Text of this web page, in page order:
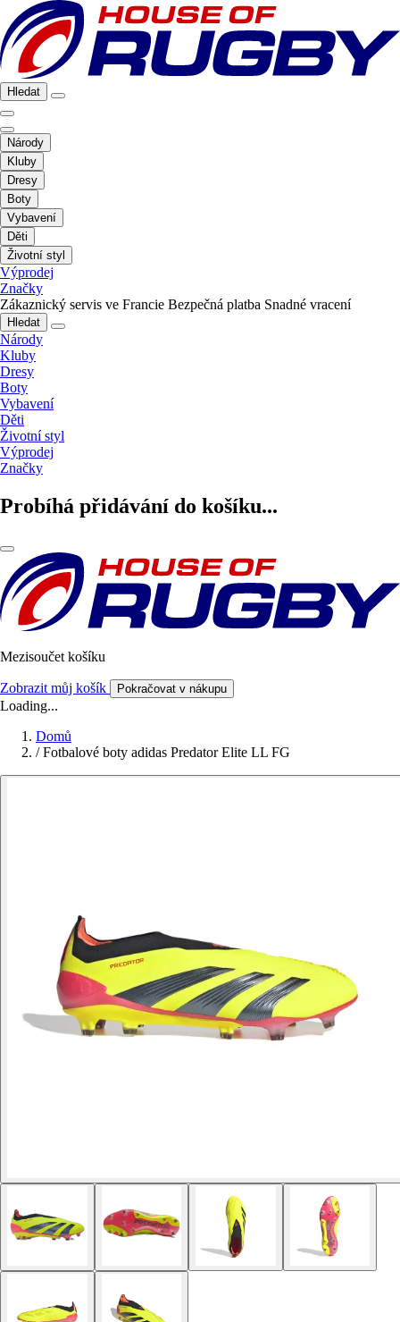
Hledat
Národy
Kluby
Dresy
Boty
Vybavení
Děti
Životní styl
Výprodej
Značky
Zákaznický servis ve Francie Bezpečná platba Snadné vracení
Hledat
Národy
Kluby
Dresy
Boty
Vybavení
Děti
Životní styl
Výprodej
Značky
Probíhá přidávání do košíku...
Mezisoučet košíku
Zobrazit můj košík Pokračovat v nákupu
Loading...
Domů
/ Fotbalové boty adidas Predator Elite LL FG